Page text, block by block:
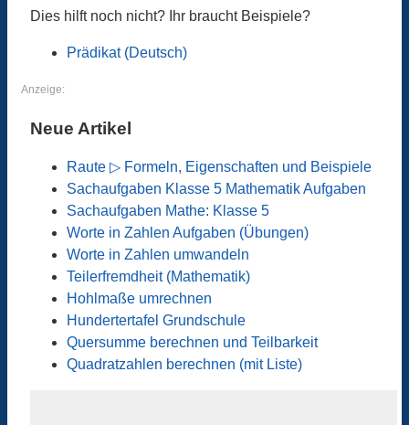
Dies hilft noch nicht? Ihr braucht Beispiele?
Prädikat (Deutsch)
Anzeige:
Neue Artikel
Raute ▷ Formeln, Eigenschaften und Beispiele
Sachaufgaben Klasse 5 Mathematik Aufgaben
Sachaufgaben Mathe: Klasse 5
Worte in Zahlen Aufgaben (Übungen)
Worte in Zahlen umwandeln
Teilerfremdheit (Mathematik)
Hohlmaße umrechnen
Hundertertafel Grundschule
Quersumme berechnen und Teilbarkeit
Quadratzahlen berechnen (mit Liste)